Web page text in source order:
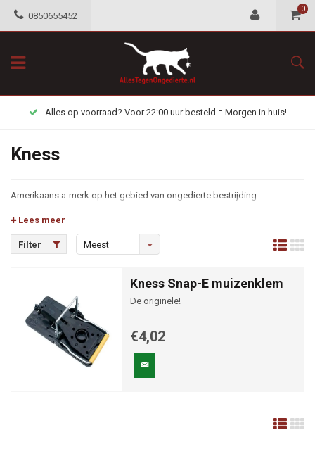
0850655452
0
Alles op voorraad? Voor 22:00 uur besteld = Morgen in huis!
Kness
Amerikaans a-merk op het gebied van ongedierte bestrijding.
Lees meer
Filter
Meest
Kness Snap-E muizenklem
De originele!
€4,02